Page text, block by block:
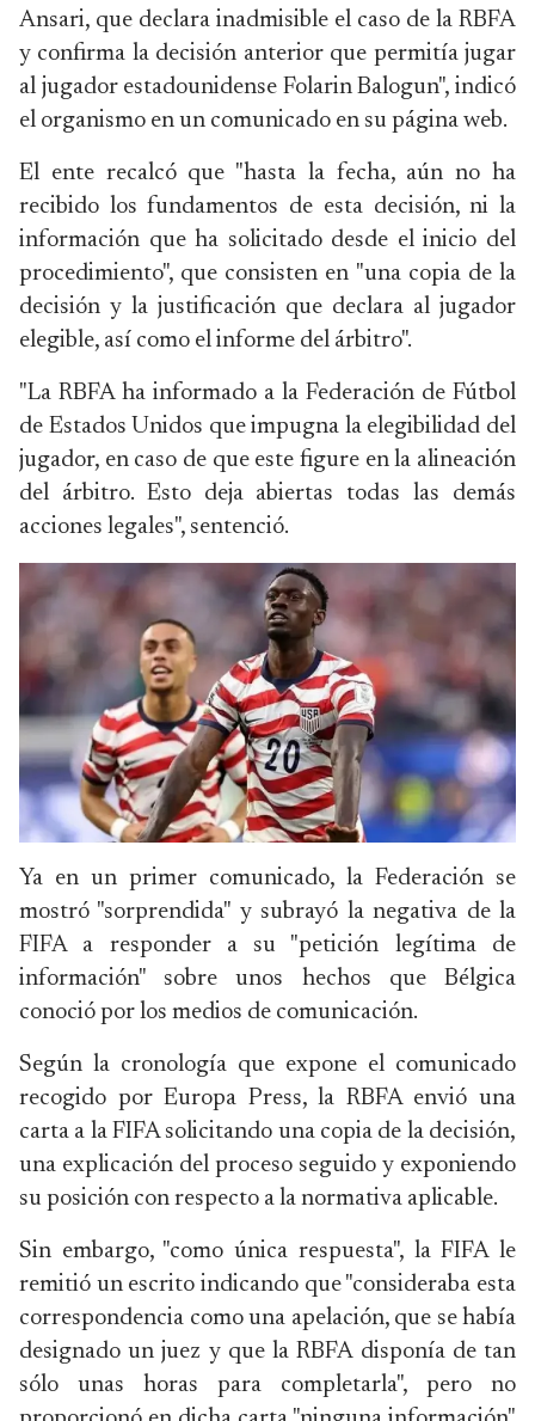
Ansari, que declara inadmisible el caso de la RBFA
y confirma la decisión anterior que permitía jugar
al jugador estadounidense Folarin Balogun", indicó
el organismo en un comunicado en su página web.
El ente recalcó que "hasta la fecha, aún no ha
recibido los fundamentos de esta decisión, ni la
información que ha solicitado desde el inicio del
procedimiento", que consisten en "una copia de la
decisión y la justificación que declara al jugador
elegible, así como el informe del árbitro".
"La RBFA ha informado a la Federación de Fútbol
de Estados Unidos que impugna la elegibilidad del
jugador, en caso de que este figure en la alineación
del árbitro. Esto deja abiertas todas las demás
acciones legales", sentenció.
Ya en un primer comunicado, la Federación se
mostró "sorprendida" y subrayó la negativa de la
FIFA a responder a su "petición legítima de
información" sobre unos hechos que Bélgica
conoció por los medios de comunicación.
Según la cronología que expone el comunicado
recogido por Europa Press, la RBFA envió una
carta a la FIFA solicitando una copia de la decisión,
una explicación del proceso seguido y exponiendo
su posición con respecto a la normativa aplicable.
Sin embargo, "como única respuesta", la FIFA le
remitió un escrito indicando que "consideraba esta
correspondencia como una apelación, que se había
designado un juez y que la RBFA disponía de tan
sólo unas horas para completarla", pero no